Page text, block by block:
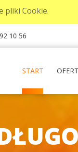
pliki Cookie.
10 56
START